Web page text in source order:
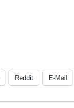
Reddit E-Mail